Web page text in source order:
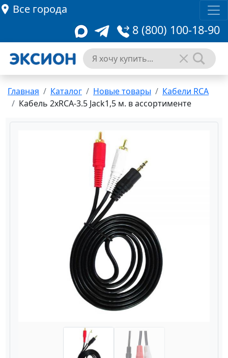
Все города
8 (800) 100-18-90
Главная Каталог Новые товары
Кабели RCA
Кабель 2xRCA-3.5 Jack1,5 м. в ассортименте